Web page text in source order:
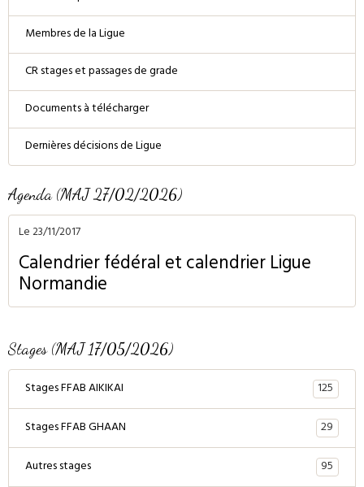
Membres de la Ligue
CR stages et passages de grade
Documents à télécharger
Dernières décisions de Ligue
Agenda (MAJ 27/02/2026)
Le 23/11/2017
Calendrier fédéral et calendrier Ligue
Normandie
Stages (MAJ 17/05/2026)
Stages FFAB AIKIKAI
125
Stages FFAB GHAAN
29
Autres stages
95